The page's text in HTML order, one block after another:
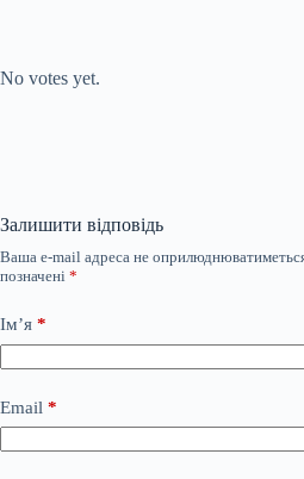
No votes yet.
Залишити відповідь
Ваша e-mail адреса не
позначені *
Ім’я *
Email *